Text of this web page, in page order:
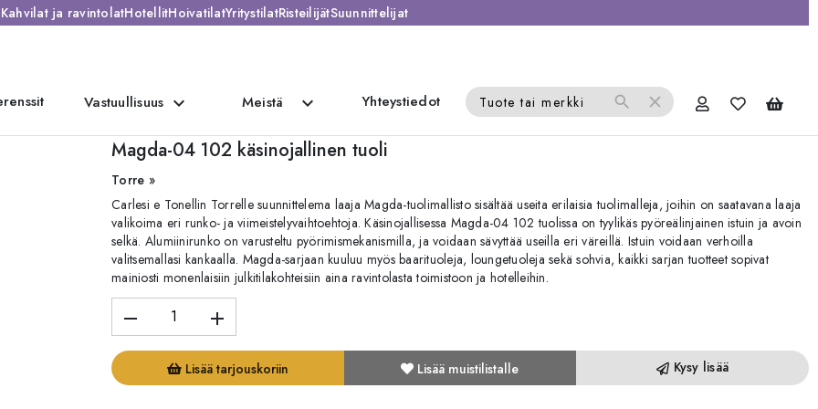
Kahvilat ja ravintolatHotellitHoivatilatYritystilatRisteilijätSuunnittelijat
Vastuullisuus expand_more Meistä expand_more Yhteystiedot Tuote tai merkki search close
Magda-04 102 käsinojallinen tuoli
Torre »
Carlesi e Tonellin Torrelle suunnittelema laaja Magda-tuolimallisto sisältää useita erilaisia tuolimalleja, joihin on saatavana laaja
valikoima eri runko- ja viimeistelyvaihtoehtoja. Käsinojallisessa Magda-04 102 tuolissa on tyylikäs pyöreälinjainen istuin ja avoin
selkä. Alumiinirunko on varusteltu pyörimismekanismilla, ja voidaan sävyttää useilla eri väreillä. Istuin voidaan verhoilla
valitsemallasi kankaalla. Magda-sarjaan kuuluu myös baarituoleja, loungetuoleja sekä sohvia, kaikki sarjan tuotteet sopivat
mainiosti monenlaisiin julkitilakohteisiin aina ravintolasta toimistoon ja hotelleihin.
remove add
Lisää tarjouskoriin Lisää muistilistalle Kysy lisää